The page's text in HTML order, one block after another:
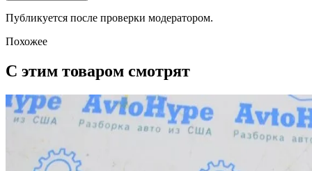
Публикуется после проверки модератором.
Похожее
С этим товаром смотрят